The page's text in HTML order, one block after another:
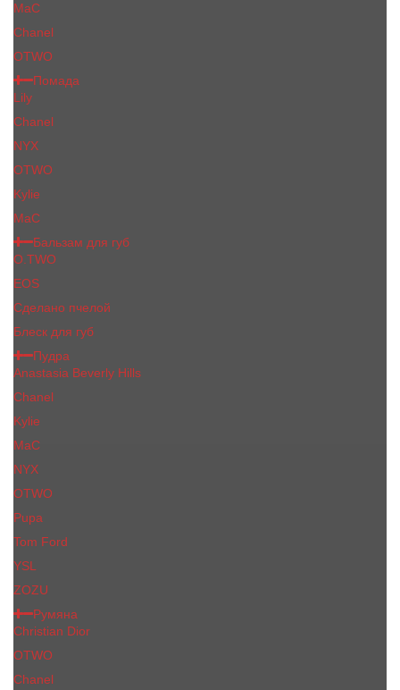
MaC
Сhanеl
OTWO
Помада
Lily
Chanel
NYX
OTWO
Kylie
МаС
Бальзам для губ
O.TWO
EOS
Сделано пчелой
Блеск для губ
Пудра
Anastasia Beverly Hills
Chanel
Kylie
MaC
NYX
OTWO
Pupa
Tom Ford
YSL
ZOZU
Румяна
Christian Dior
OTWO
Сhanеl